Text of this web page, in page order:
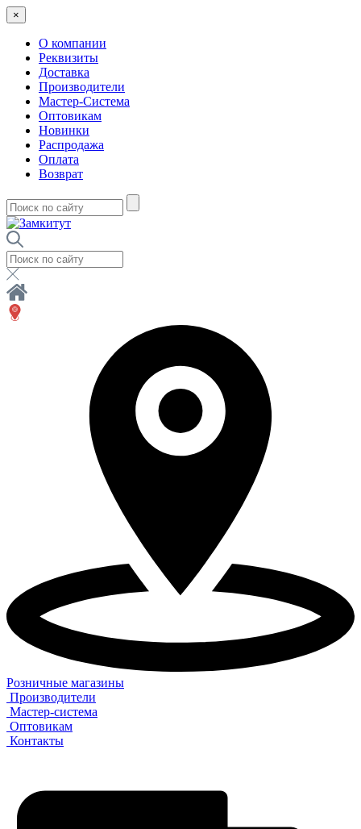
×
О компании
Реквизиты
Доставка
Производители
Мастер-Система
Оптовикам
Новинки
Распродажа
Оплата
Возврат
Розничные магазины
Производители
Мастер-система
Оптовикам
Контакты